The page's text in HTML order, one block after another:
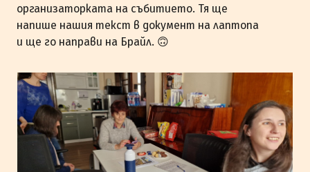
организаторката на събитието. Тя ще
напише нашия текст в документ на лаптопа
и ще го направи на Брайл. 🙃